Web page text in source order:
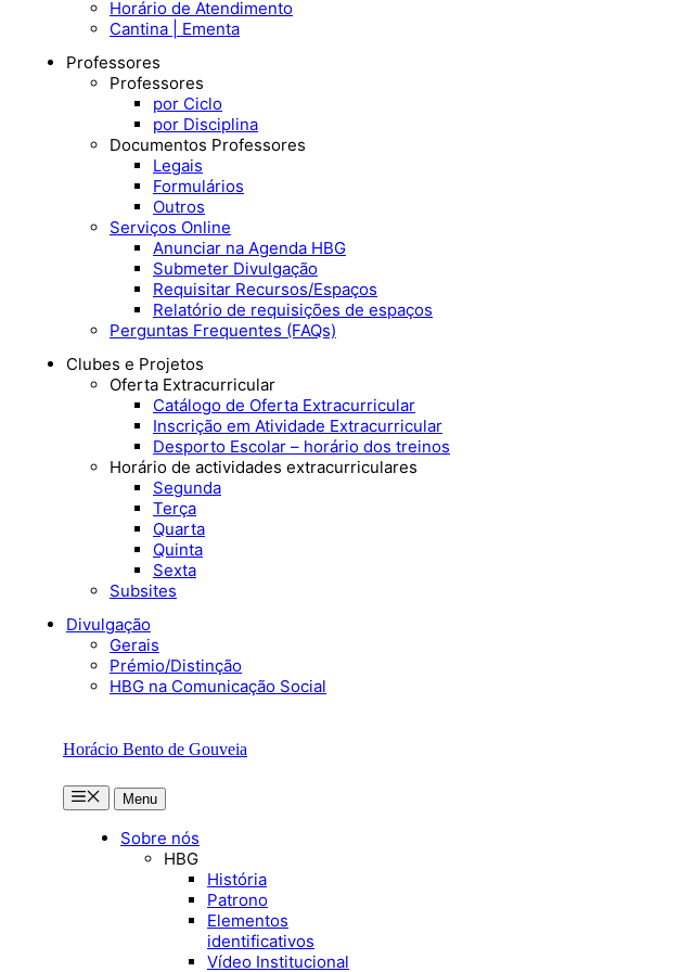
Horário de Atendimento
Cantina | Ementa
Professores
Professores
por Ciclo
por Disciplina
Documentos Professores
Legais
Formulários
Outros
Serviços Online
Anunciar na Agenda HBG
Submeter Divulgação
Requisitar Recursos/Espaços
Relatório de requisições de espaços
Perguntas Frequentes (FAQs)
Clubes e Projetos
Oferta Extracurricular
Catálogo de Oferta Extracurricular
Inscrição em Atividade Extracurricular
Desporto Escolar – horário dos treinos
Horário de actividades extracurriculares
Segunda
Terça
Quarta
Quinta
Sexta
Subsites
Divulgação
Gerais
Prémio/Distinção
HBG na Comunicação Social
Horácio Bento de Gouveia
MenuMenu
Sobre nós
HBG
História
Patrono
Elementos
identificativos
Vídeo Institucional